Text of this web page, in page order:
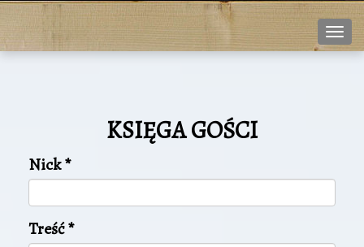
KSIĘGA GOŚCI
Nick*
Treść*